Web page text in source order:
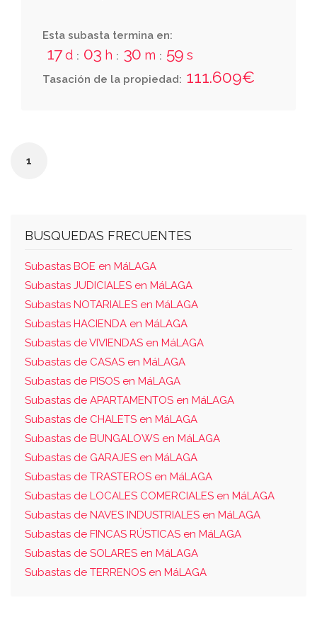
Esta subasta termina en:
17d : 03 h : 30 m : 58 s
Tasación de la propiedad: 111.609€
1
BUSQUEDAS FRECUENTES
Subastas BOE en MáLAGA
Subastas JUDICIALES en MáLAGA
Subastas NOTARIALES en MáLAGA
Subastas HACIENDA en MáLAGA
Subastas de VIVIENDAS en MáLAGA
Subastas de CASAS en MáLAGA
Subastas de PISOS en MáLAGA
Subastas de APARTAMENTOS en MáLAGA
Subastas de CHALETS en MáLAGA
Subastas de BUNGALOWS en MáLAGA
Subastas de GARAJES en MáLAGA
Subastas de TRASTEROS en MáLAGA
Subastas de LOCALES COMERCIALES en MáLAGA
Subastas de NAVES INDUSTRIALES en MáLAGA
Subastas de FINCAS RÚSTICAS en MáLAGA
Subastas de SOLARES en MáLAGA
Subastas de TERRENOS en MáLAGA